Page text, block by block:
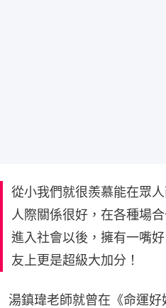
從小我們就很羨慕能在眾
人際關係很好，在各種場
進入社會以後，擁有一嘴
友上更是超級大加分！
湯鎮瑋老師就曾在《命運